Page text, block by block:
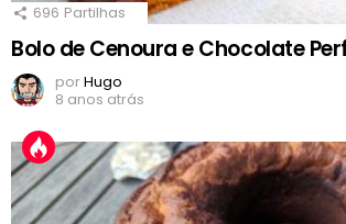
696 Partilhas
Bolo de Cenoura e Chocolate
porHugo
8 anos atrás